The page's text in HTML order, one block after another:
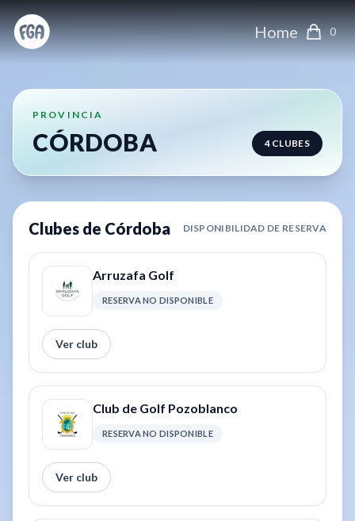
Home 0
PROVINCIA
CÓRDOBA 4CLUBES
Clubes de Córdoba DISPONIBILIDAD DE RESERVA
Arruzafa Golf
RESERVA NO DISPONIBLE
Ver club
Club de Golf Pozoblanco
RESERVA NO DISPONIBLE
Ver club